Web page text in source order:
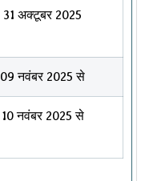
31 अक्टूबर 2025
09 नवंबर 2025 से
10 नवंबर 2025 से